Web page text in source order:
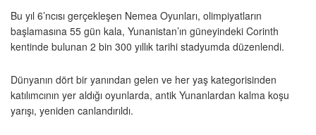
Bu yıl 6’ncısı gerçekleşen Nemea Oyunları, olimpiyatların
başlamasına 55 gün kala, Yunanistan’ın güneyindeki Corinth
kentinde bulunan 2 bin 300 yıllık tarihi stadyumda düzenlendi.
Dünyanın dört bir yanından gelen ve her yaş kategorisinden
katılımcının yer aldığı oyunlarda, antik Yunanlardan kalma koşu
yarışı, yeniden canlandırıldı.